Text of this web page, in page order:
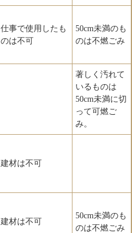
仕事で使用したも
のは不可
50cm未満のも
のは不燃ごみ
著しく汚れて
いるものは
50cm未満に切
って可燃ご
み。
建材は不可
建材は不可
50cm未満のも
のは不燃ごみ